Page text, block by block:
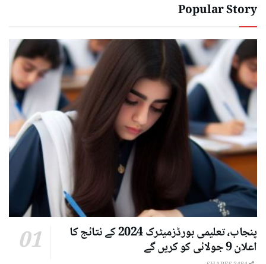
Popular Story
پنجاب، تعلیمی بورڈزمیٹرک 2024 کے نتائج کا
اعلان 9 جولائی کو کریں گے